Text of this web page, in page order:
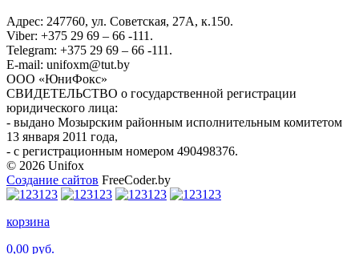
Адрес: 247760, ул. Советская, 27А, к.150.
Viber: +375 29 69 – 66 -111.
Telegram: +375 29 69 – 66 -111.
E-mail: unifoxm@tut.by
ООО «ЮниФокс»
СВИДЕТЕЛЬСТВО о государственной регистрации
юридического лица:
- выдано Мозырским районным исполнительным комитетом
13 января 2011 года,
- с регистрационным номером 490498376.
© 2026 Unifox
Создание сайтов FreeCoder.by
корзина
0,00 руб.